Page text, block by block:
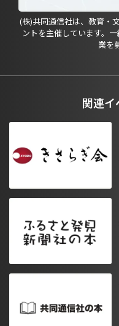
(株)共同通信社は、教育・
ントを主催しています。
業を
関連イ